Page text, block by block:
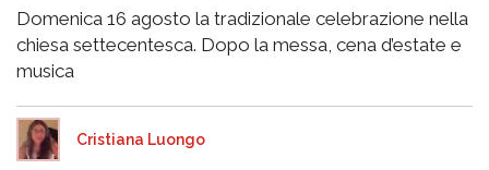
Domenica 16 agosto la tradizionale celebrazione nella
chiesa settecentesca. Dopo la messa, cena d’estate e
musica
Cristiana Luongo